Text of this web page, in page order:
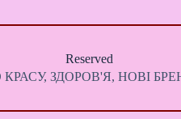
Reserved
ЗДОРОВ'Я, НОВІ